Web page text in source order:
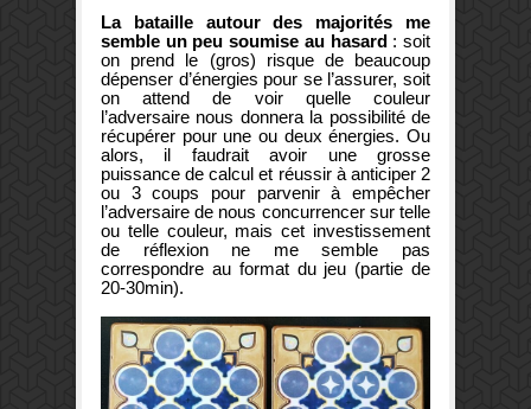
La bataille autour des majorités me
semble un peu soumise au hasard: soit
on prend le (gros) risque de beaucoup
dépenser d’énergies pour se l’assurer, soit
on attend de voir quelle couleur
l’adversaire nous donnera la possibilité de
récupérer pour une ou deux énergies. Ou
alors, il faudrait avoir une grosse
puissance de calcul et réussir à anticiper 2
ou 3 coups pour parvenir à empêcher
l’adversaire de nous concurrencer sur telle
ou telle couleur, mais cet investissement
de réflexion ne me semble pas
correspondre au format du jeu (partie de
20-30min).